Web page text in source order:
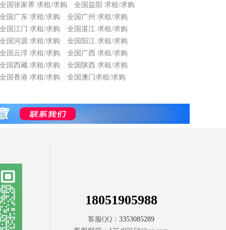
全国张家界 求租/求购
全国益阳 求租/求购
全国广东 求租/求购
全国广州 求租/求购
全国江门 求租/求购
全国湛江 求租/求购
全国河源 求租/求购
全国阳江 求租/求购
全国云浮 求租/求购
全国广西 求租/求购
全国西藏 求租/求购
全国陕西 求租/求购
全国香港 求租/求购
全国澳门求租/求购
18051905988
客服QQ： 3353085289